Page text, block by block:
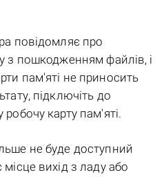
повідомляє про
з пошкодженням файлів, і
пам'яті не приносить
підключіть до
карту пам'яті.
не буде доступний
вихід з ладу або